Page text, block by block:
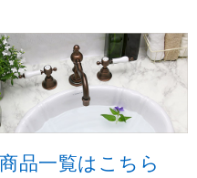
品一覧はこちら